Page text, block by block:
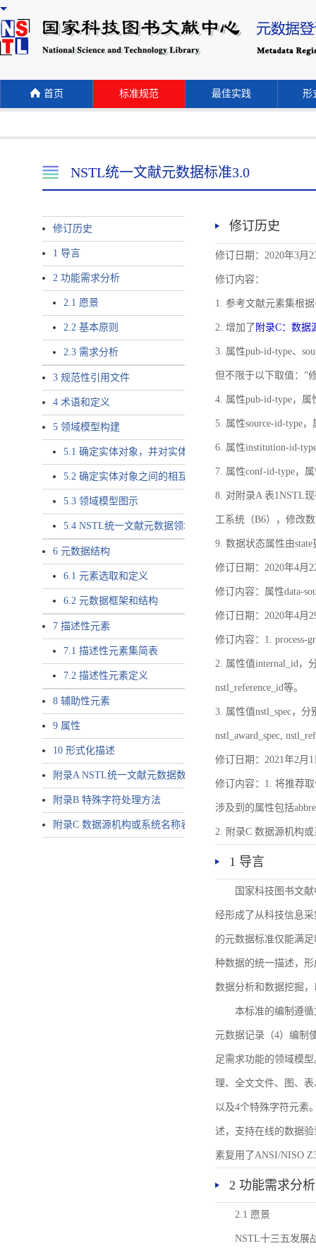
首页 标准规范 最佳实践 形
NSTL统一文献元数据标准3.0
修订历史
1 导言
2 功能需求分析
2.1 愿景
2.2 基本原则
2.3 需求分析
3 规范性引用文件
4 术语和定义
5 领域模型构建
5.1 确定实体对象，并对实体对象命名
5.2 确定实体对象之间的相互关系，定义实体对象之间的
5.3 领域模型图示
5.4 NSTL统一文献元数据领域模型的验证
6 元数据结构
6.1 元素选取和定义
6.2 元数据框架和结构
7 描述性元素
7.1 描述性元素集简表
7.2 描述性元素定义
8 辅助性元素
9 属性
10 形式化描述
附录A NSTL统一文献元数据数据唯一标识符规则
附录B 特殊字符处理方法
附录C 数据源机构或系统名称表
修订历史
修订日期：2020年3月
修订内容：
1. 参考文献元素集根
2. 增加了 附录C：数据
3. 属性pub-id-type、
但不限于以下取值：”
4. 属性pub-id-type，属
5. 属性source-id-type
6. 属性institution-id-
7. 属性conf-id-type，
8. 对附录A 表1NSTL
工系统（B6），修改
9. 数据状态属性由state
修订日期：2020年4月
修订内容：属性data-
修订日期：2020年4月
修订内容：1. process-
2. 属性值internal_id，
nstl_reference_id等。
3. 属性值nstl_spec，分
nstl_award_spec,
修订日期：2021年2月1
修订内容：1. 将推荐
涉及到的属性包括
2. 附录C 数据源机构或
1 导言
国家科技图书文
经形成了从科技信息
的元数据标准仅能满
种数据的统一描述，
数据分析和数据挖掘
本标准的编制遵
元数据记录（4）编制
足需求功能的领域模
理、全文文件、图、
以及4个特殊字符元素
述，支持在线的数据
素复用了ANSI/NISO
2 功能需求分析
2.1 愿景
NSTL十三五发展